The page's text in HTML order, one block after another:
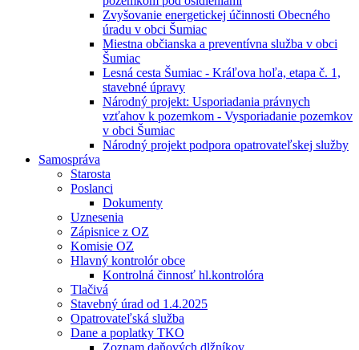
Zvyšovanie energetickej účinnosti Obecného
úradu v obci Šumiac
Miestna občianska a preventívna služba v obci
Šumiac
Lesná cesta Šumiac - Kráľova hoľa, etapa č. 1,
stavebné úpravy
Národný projekt: Usporiadania právnych
vzťahov k pozemkom - Vysporiadanie pozemkov
v obci Šumiac
Národný projekt podpora opatrovateľskej služby
Samospráva
Starosta
Poslanci
Dokumenty
Uznesenia
Zápisnice z OZ
Komisie OZ
Hlavný kontrolór obce
Kontrolná činnosť hl.kontrolóra
Tlačivá
Stavebný úrad od 1.4.2025
Opatrovateľská služba
Dane a poplatky TKO
Zoznam daňových dlžníkov